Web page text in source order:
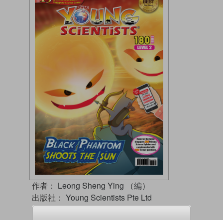
作者： Leong Sheng Ying （編）
出版社： Young Scientists Pte Ltd
出版日期：01/2023